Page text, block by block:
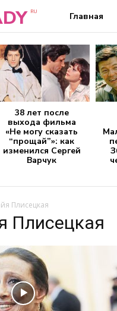
RU Главная
38 лет после
выхода фильма
«Не могу сказать
“прощай”»: как
изменился Сергей
Варчук
Плисецкая
Плисецкая